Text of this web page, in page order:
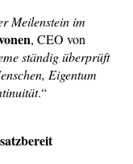
Meilenstein im
, CEO von
ständig überprüft
Eigentum
.“